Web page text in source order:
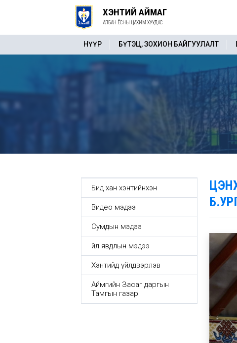
ХЭНТИЙ АЙМАГ
АЛБАН ЁСНЫ ЦАХИМ ХУУДАС
НҮҮР БҮТЭЦ, ЗОХИОН БАЙГУУЛАЛТ
Бид хан хэнтийнхэн
Видео мэдээ
Сумдын мэдээ
Үйл явдлын мэдээ
Хэнтийд үйлдвэрлэв
Аймгийн Засаг даргын
Тамгын газар